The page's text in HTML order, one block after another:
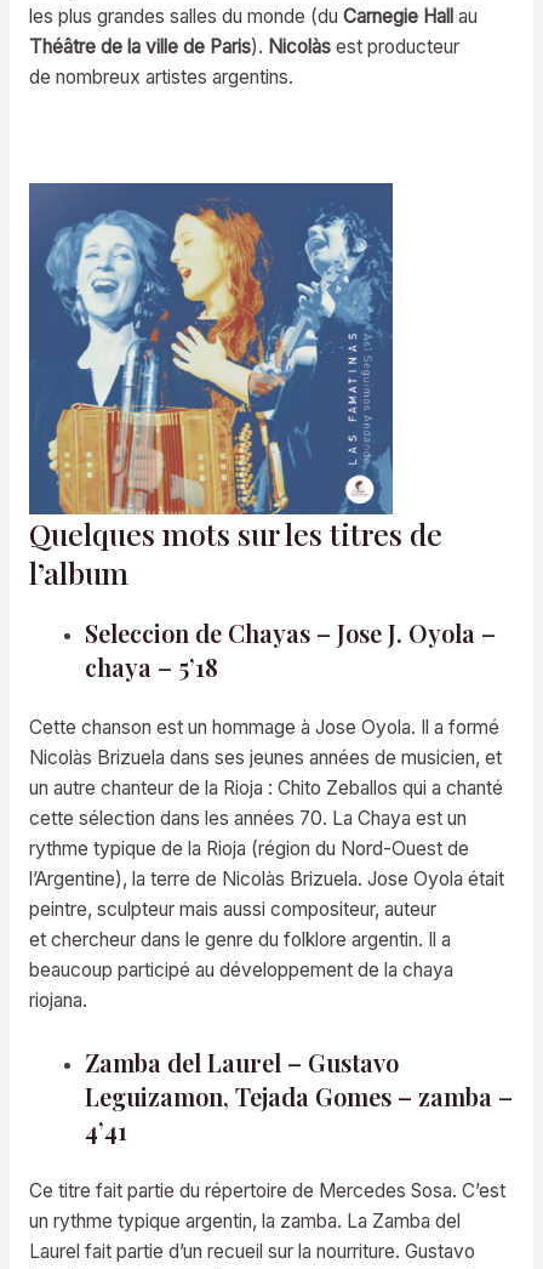
les plus grandes salles du monde (du Carnegie Hall au
Théâtre de la ville de Paris). Nicolàsest producteur
de nombreux artistes argentins.
Quelques mots sur les titres de
l’album
Seleccion de Chayas – Jose J. Oyola –
chaya – 5’18
Cette chanson est un hommage à Jose Oyola. Il a formé
Nicolàs Brizuela dans ses jeunes années de musicien, et
un autre chanteur de la Rioja : Chito Zeballos qui a chanté
cette sélection dans les années 70. La Chaya est un
rythme typique de la Rioja (région du Nord-Ouest de
l’Argentine), la terre de Nicolàs Brizuela. Jose Oyola était
peintre, sculpteur mais aussi compositeur, auteur
et chercheur dans le genre du folklore argentin. Il a
beaucoup participé au développement de la chaya
riojana.
Zamba del Laurel – Gustavo
Leguizamon, Tejada Gomes – zamba –
4’41
Ce titre fait partie du répertoire de Mercedes Sosa. C’est
un rythme typique argentin, la zamba. La Zamba del
Laurel fait partie d’un recueil sur la nourriture. Gustavo